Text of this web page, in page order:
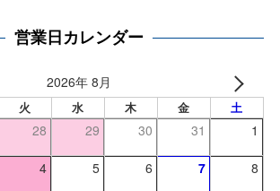
営業日カレンダー
2026年 8月
火 水 木 金 土
28 29 30 31 1
4 5 6 7 8